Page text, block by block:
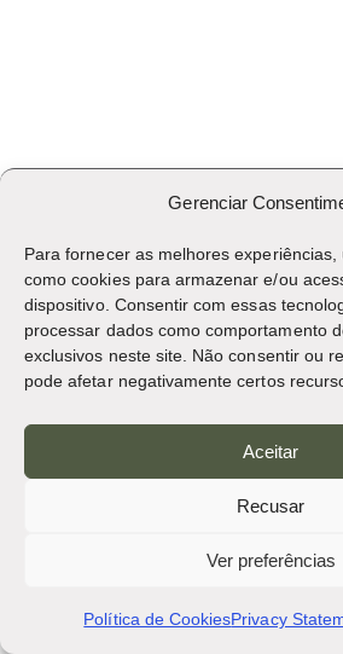
Gerenciar
Para fornecer as melhores
como cookies para armazenar e/ou
dispositivo. Consentir com essas
processar dados como comportamento
exclusivos neste site. Não consentir ou
pode afetar negativamente certos
Aceitar
Recusar
Ver preferências
Política de CookiesPrivacy
Mais em NEXUS